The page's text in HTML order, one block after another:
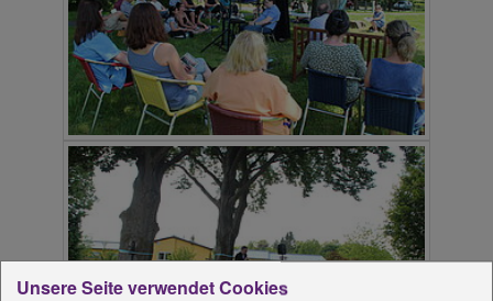
Unsere Seite verwendet Cookies